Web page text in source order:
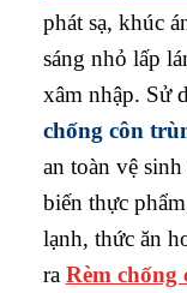
phát sạ, khúc
sáng nhỏ lấp
xâm nhập. Sử
chống côn
an toàn vệ
biến thực
lạnh, thức ăn
ra Rèm chống